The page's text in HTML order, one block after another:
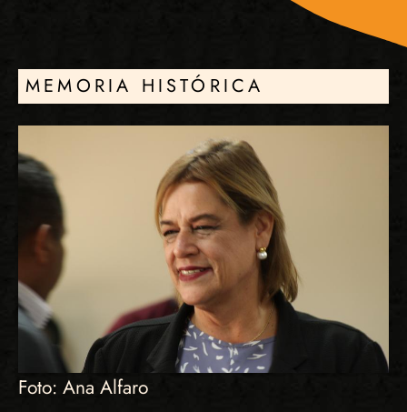
MEMORIA HISTÓRICA
Foto: Ana Alfaro